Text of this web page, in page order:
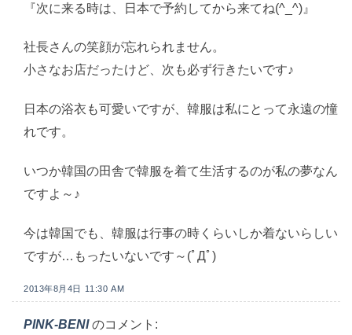
『次に来る時は、日本で予約してから来てね(^_^)』
社長さんの笑顔が忘れられません。
小さなお店だったけど、次も必ず行きたいです♪
日本の浴衣も可愛いですが、韓服は私にとって永遠の憧
れです。
いつか韓国の田舎で韓服を着て生活するのが私の夢なん
ですよ～♪
今は韓国でも、韓服は行事の時くらいしか着ないらしい
ですが…もったいないです～(ﾟДﾟ)
2013年8月4日 11:30 AM
PINK-BENI のコメント: